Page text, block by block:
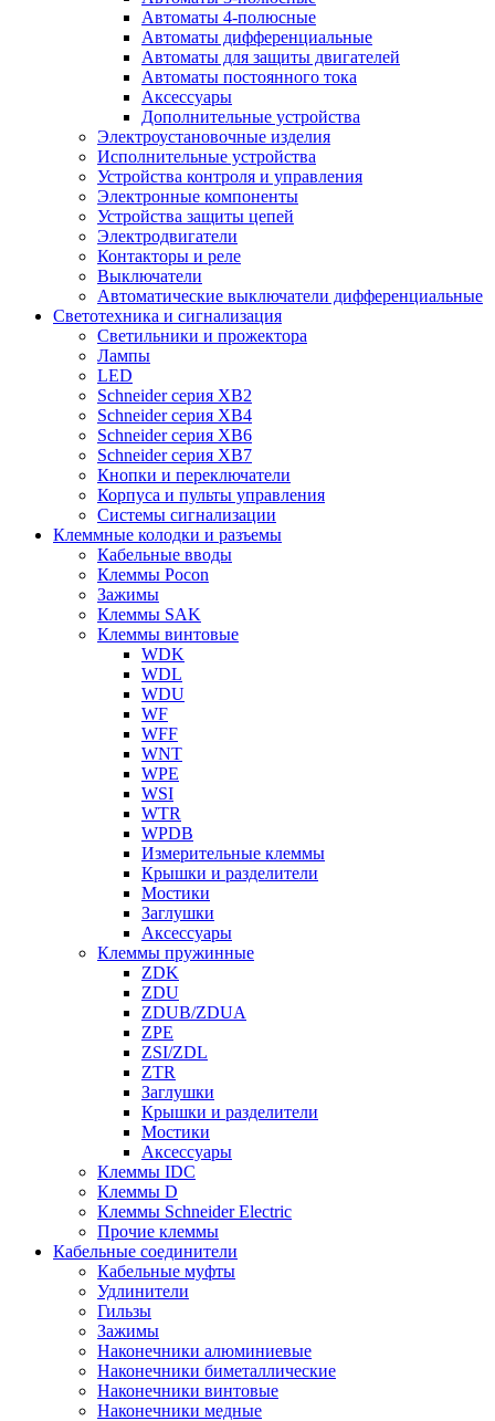
Автоматы 4-полюсные
Автоматы дифференциальные
Автоматы для защиты двигателей
Автоматы постоянного тока
Аксессуары
Дополнительные устройства
Электроустановочные изделия
Исполнительные устройства
Устройства контроля и управления
Электронные компоненты
Устройства защиты цепей
Электродвигатели
Контакторы и реле
Выключатели
Автоматические выключатели дифференциальные
Светотехника и сигнализация
Светильники и прожектора
Лампы
LED
Schneider серия XB2
Schneider серия XB4
Schneider серия XB6
Schneider серия XB7
Кнопки и переключатели
Корпуса и пульты управления
Системы сигнализации
Клеммные колодки и разъемы
Кабельные вводы
Клеммы Pocon
Зажимы
Клеммы SAK
Клеммы винтовые
WDK
WDL
WDU
WF
WFF
WNT
WPE
WSI
WTR
WPDB
Измерительные клеммы
Крышки и разделители
Мостики
Заглушки
Аксессуары
Клеммы пружинные
ZDK
ZDU
ZDUB/ZDUA
ZPE
ZSI/ZDL
ZTR
Заглушки
Крышки и разделители
Мостики
Аксессуары
Клеммы IDC
Клеммы D
Клеммы Schneider Electric
Прочие клеммы
Кабельные соединители
Кабельные муфты
Удлинители
Гильзы
Зажимы
Наконечники алюминиевые
Наконечники биметаллические
Наконечники винтовые
Наконечники медные